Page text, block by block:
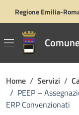
Regione Emilia-
Home / Servizi /
/ PEEP –
ERP Convenzionati